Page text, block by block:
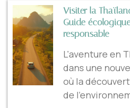
Visiter la
Guide
responsable
L'aventure en
dans une
où la
de